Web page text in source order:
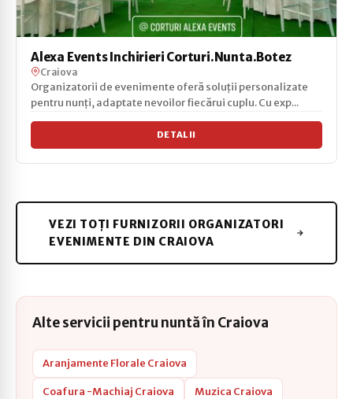
Alexa Events Inchirieri Corturi.Nunta.Botez
Craiova
Organizatorii de evenimente oferă soluții personalizate
pentru nunți, adaptate nevoilor fiecărui cuplu. Cu exp...
DETALII
VEZI TOȚI FURNIZORII ORGANIZATORI
EVENIMENTE DIN CRAIOVA
Alte servicii pentru nuntă în Craiova
Aranjamente Florale Craiova
Coafura -Machiaj Craiova Muzica Craiova